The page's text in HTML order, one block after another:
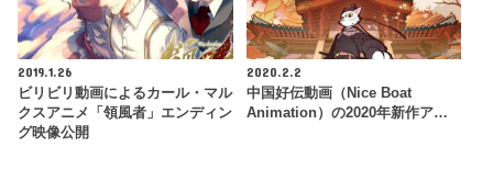
2019.1.26
ビリビリ動画によるカール・マル
クスアニメ「領風者」エンディン
グ映像公開
2020.2.2
中国好伝動画（Nice Boat
Animation）の2020年新作ア…